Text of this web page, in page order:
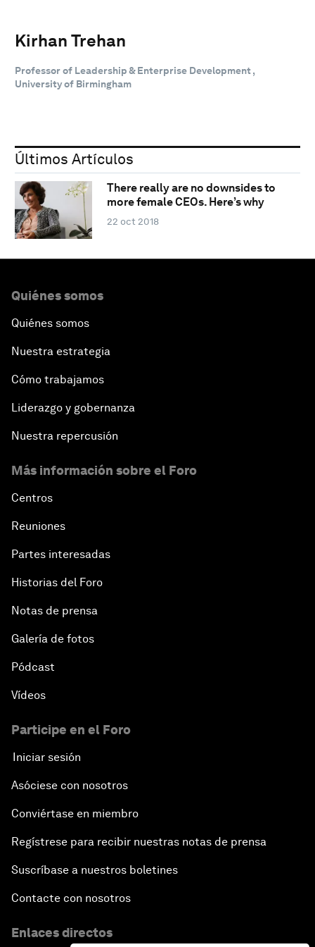
Kirhan Trehan
Professor of Leadership & Enterprise Development ,
University of Birmingham
Últimos Artículos
There really are no downsides to
more female CEOs. Here’s why
22 oct 2018
Quiénes somos
Quiénes somos
Nuestra estrategia
Cómo trabajamos
Liderazgo y gobernanza
Nuestra repercusión
Más información sobre el Foro
Centros
Reuniones
Partes interesadas
Historias del Foro
Notas de prensa
Galería de fotos
Pódcast
Vídeos
Participe en el Foro
Iniciar sesión
Asóciese con nosotros
Conviértase en miembro
Regístrese para recibir nuestras notas de prensa
Suscríbase a nuestros boletines
Contacte con nosotros
Enlaces directos